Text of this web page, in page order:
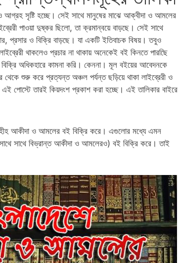
আগ্রহ সৃষ্টি হচ্ছে। সেই সাথে মানুষের মাঝে আক্বীদা ও আমলের
পাওয়া দুষ্কর ছিলো, তা ক্রমান্বয়ে বাড়ছে। সেই সাথে
প্রসার ও বিক্রি বাড়ছে। যা একটি ইতিবাচক বিষয়। তবুও
থাকলেও প্রচার না থাকায় অনেকেই বই কিনতে পারছিে
অধিকহারে কামনা করি। কেননা। মূল বইয়ের আবেদনকে
শুরু করে প্রত্যন্ত অঞ্চল পর্যন্ত ছড়িয়ে থাকা লাইব্রেরী ও
পোস্টে তারই কিয়দংশ প্রকাশ করা হচ্ছে। এই তালিকার বাইরে
আকীদা ও আমলের বই বিক্রি করে। এগুলোর মধ্যে এমন
সাথে বিভ্রান্ত আকীদা ও আমলেরও) বই বিক্রি করে। তাই